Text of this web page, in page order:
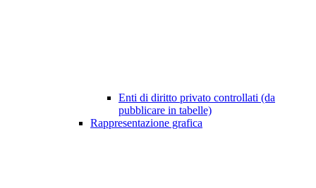
Enti di diritto privato controllati (da
pubblicare in tabelle)
Rappresentazione grafica